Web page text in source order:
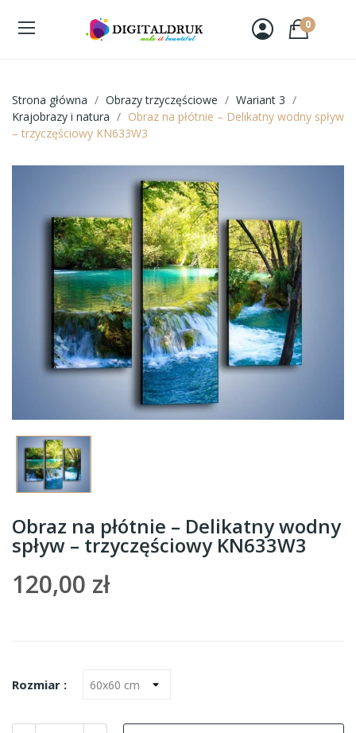
0
Strona główna Obrazy trzyczęściowe
Wariant 3
Krajobrazy i natura
Obraz na płótnie – Delikatny wodny spływ
– trzyczęściowy KN633W3
Obraz na płótnie – Delikatny wodny
spływ – trzyczęściowy KN633W3
120,00 zł
Rozmiar :